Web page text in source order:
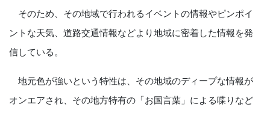
そのため、その地域で行われるイベントの情報やピンポイ
ントな天気、道路交通情報などより地域に密着した情報を発
信している。
地元色が強いという特性は、その地域のディープな情報が
オンエアされ、その地方特有の「お国言葉」による喋りなど